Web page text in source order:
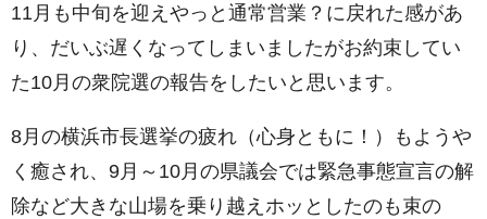
c
e
b
o
o
k
e
11月も中旬を迎えやっと通常営業？に戻れた感があ
り、だいぶ遅くなってしまいましたがお約束してい
た10月の衆院選の報告をしたいと思います。
8月の横浜市長選挙の疲れ（心身ともに！）もようや
く癒され、9月～10月の県議会では緊急事態宣言の解
除など大きな山場を乗り越えホッとしたのも束の